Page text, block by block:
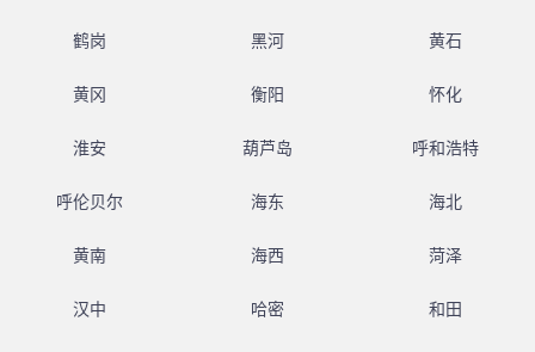
鹤岗 黑河 黄石
黄冈 衡阳 怀化
淮安 葫芦岛 呼和浩特
呼伦贝尔 海东 海北
黄南 海西 菏泽
汉中 哈密 和田